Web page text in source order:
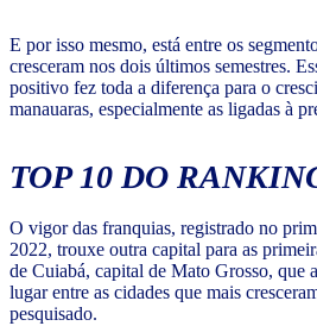
E por isso mesmo, está entre os
cresceram nos dois últimos semestres.
positivo fez toda a diferença para o
manauaras, especialmente as ligadas à
TOP 10 DO
O vigor das franquias, registrado no
2022, trouxe outra capital para as
de Cuiabá, capital de Mato Grosso, que
lugar entre as cidades que mais
pesquisado.